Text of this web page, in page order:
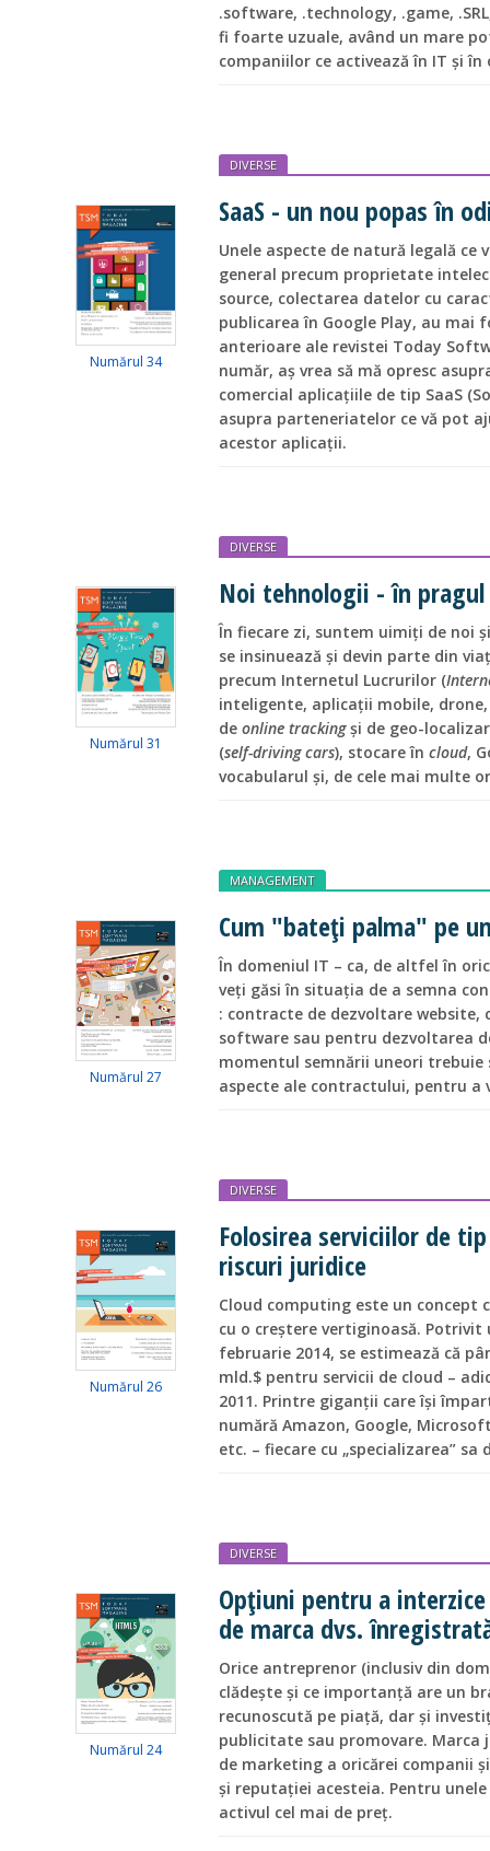
.software, .technology, .game,
fi foarte uzuale, având un mare
companiilor ce activează în IT și
Numărul 34
DIVERSE
SaaS - un nou popas în
Unele aspecte de natură legală
general precum proprietate
source, colectarea datelor cu
publicarea în Google Play, au mai
anterioare ale revistei Today
număr, aș vrea să mă opresc
comercial aplicațiile de tip SaaS
asupra parteneriatelor ce vă pot
acestor aplicații.
Numărul 31
DIVERSE
Noi tehnologii - în
În fiecare zi, suntem uimiți de noi
se insinuează și devin parte din
precum Internetul Lucrurilor (
inteligente, aplicații mobile,
de online trackingși de geo-
(self-driving cars), stocare în cloud,
vocabularul și, de cele mai multe
Numărul 27
MANAGEMENT
Cum "bateți palma" pe
În domeniul IT – ca, de altfel în
veți găsi în situația de a semna
: contracte de dezvoltare
software sau pentru dezvoltarea
momentul semnării uneori
aspecte ale contractului, pentru a
Numărul 26
DIVERSE
Folosirea serviciilor de
riscuri juridice
Cloud computing este un concept
cu o creștere vertiginoasă.
februarie 2014, se estimează că
mld.$ pentru servicii de cloud –
2011. Printre giganții care își
numără Amazon, Google,
etc. – fiecare cu „specializarea” sa
Numărul 24
DIVERSE
Opțiuni pentru a
de marca dvs.
Orice antreprenor (inclusiv din
clădește și ce importanță are un
recunoscută pe piață, dar și
publicitate sau promovare.
de marketing a oricărei companii
și reputației acesteia. Pentru
activul cel mai de preț.